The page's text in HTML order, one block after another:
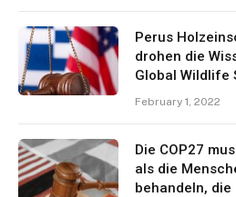
Perus
drohen die
Global Wildlife
February 1, 2022
Die COP27
als die
behandeln, die